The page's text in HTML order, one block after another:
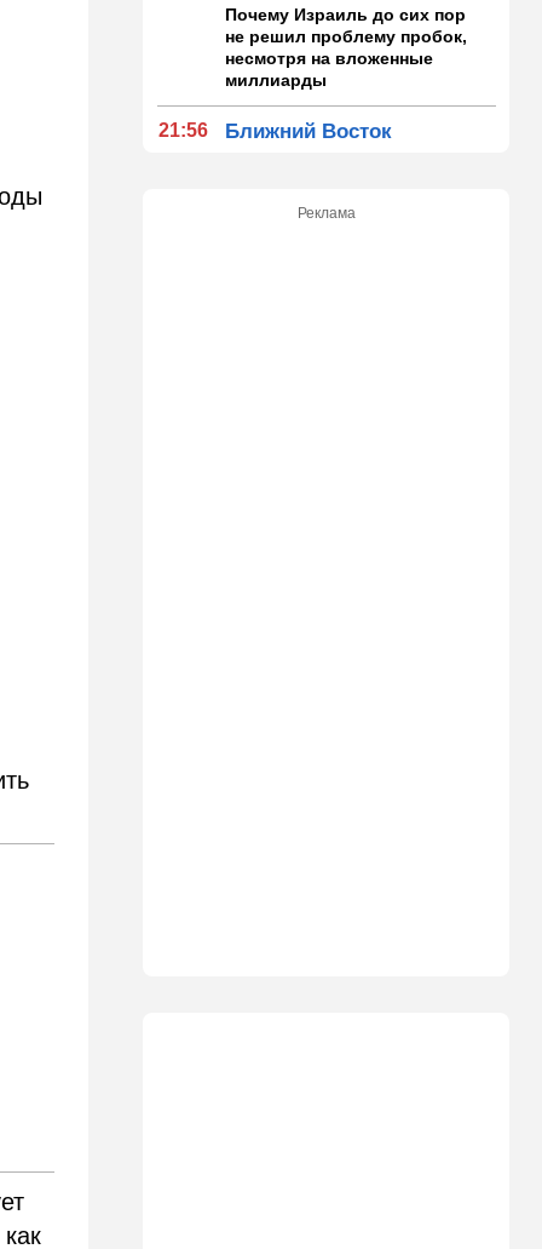
Почему Израиль до сих пор
не решил проблему пробок,
несмотря на вложенные
миллиарды
21:56 Ближний Восток
Реклама